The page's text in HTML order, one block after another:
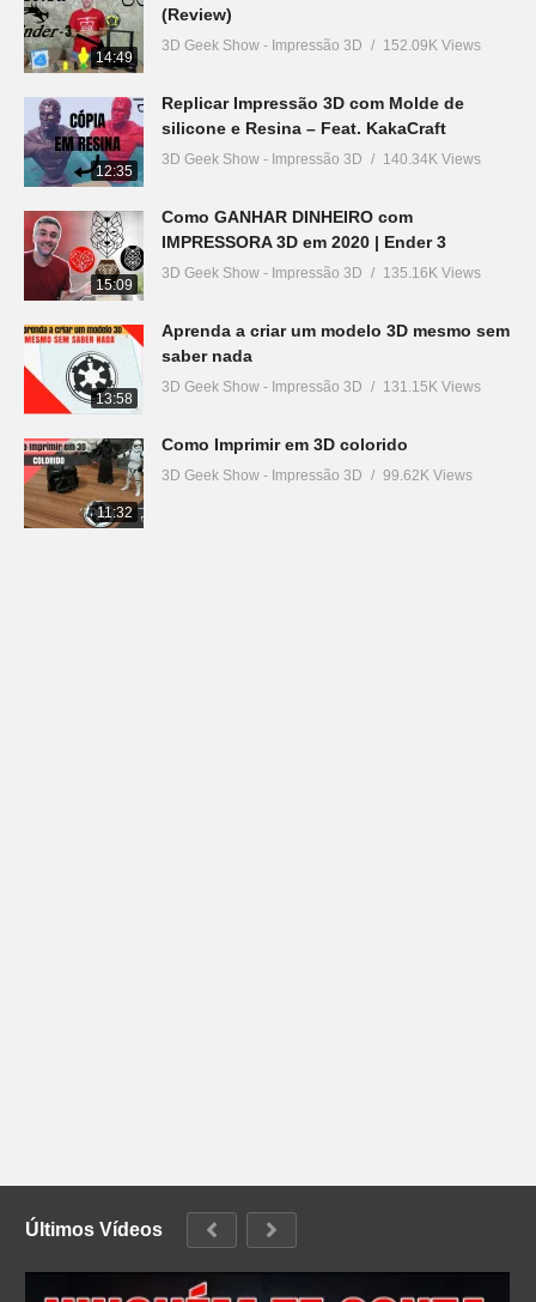
14:49
(Review)
3D Geek Show - Impressão 3D 152.09K Views
12:35
Replicar Impressão 3D com Molde de
silicone e Resina – Feat. KakaCraft
3D Geek Show - Impressão 3D 140.34K Views
15:09
Como GANHAR DINHEIRO com
IMPRESSORA 3D em 2020 | Ender 3
3D Geek Show - Impressão 3D 135.16K Views
13:58
Aprenda a criar um modelo 3D mesmo sem
saber nada
3D Geek Show - Impressão 3D 131.15K Views
11:32
Como Imprimir em 3D colorido
3D Geek Show - Impressão 3D 99.62K Views
Últimos Vídeos